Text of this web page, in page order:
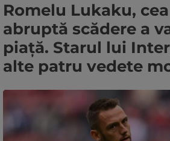
Romelu Lukaku,
abruptă scădere a
piață. Starul lui
alte patru vedete